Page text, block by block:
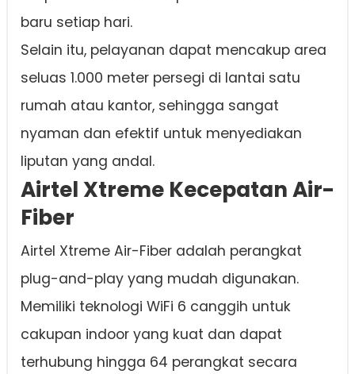
baru setiap hari.
Selain itu, pelayanan dapat mencakup area
seluas 1.000 meter persegi di lantai satu
rumah atau kantor, sehingga sangat
nyaman dan efektif untuk menyediakan
liputan yang andal.
Airtel Xtreme Kecepatan Air-
Fiber
Airtel Xtreme Air-Fiber adalah perangkat
plug-and-play yang mudah digunakan.
Memiliki teknologi WiFi 6 canggih untuk
cakupan indoor yang kuat dan dapat
terhubung hingga 64 perangkat secara